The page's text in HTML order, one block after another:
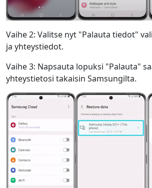
Vaihe 2: Valitse nyt "Palauta tiedot"
ja yhteystiedot.
Vaihe 3: Napsauta lopuksi "Palauta"
yhteystietosi takaisin Samsungilta.